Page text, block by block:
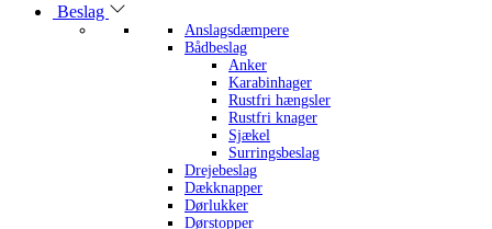
Beslag
Anslagsdæmpere
Bådbeslag
Anker
Karabinhager
Rustfri hængsler
Rustfri knager
Sjækel
Surringsbeslag
Drejebeslag
Dækknapper
Dørlukker
Dørstopper